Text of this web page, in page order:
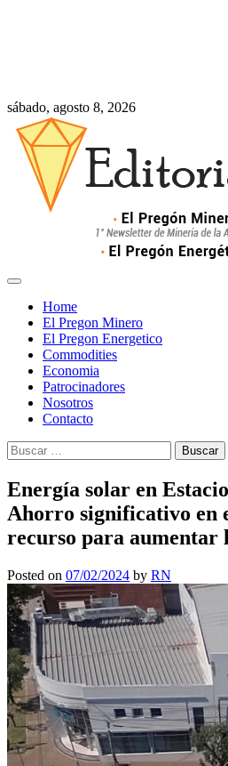
sábado, agosto 8, 2026
Home
El Pregon Minero
El Pregon Energetico
Commodities
Economia
Patrocinadores
Nosotros
Contacto
Buscar:
Energía solar en
Ahorro significativo en
recurso para aumentar
Posted on 07/02/2024 by RN